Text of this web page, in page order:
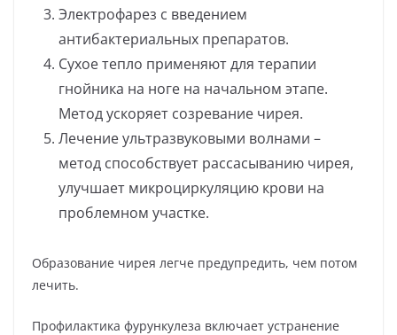
Электрофарез с введением
антибактериальных препаратов.
Сухое тепло применяют для терапии
гнойника на ноге на начальном этапе.
Метод ускоряет созревание чирея.
Лечение ультразвуковыми волнами –
метод способствует рассасыванию чирея,
улучшает микроциркуляцию крови на
проблемном участке.
Образование чирея легче предупредить, чем потом
лечить.
Профилактика фурункулеза включает устранение